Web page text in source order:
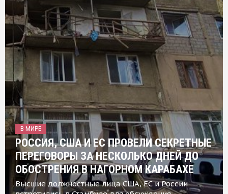
В МИРЕ
РОССИЯ, США И ЕС ПРОВЕЛИ СЕКРЕТНЫЕ
ПЕРЕГОВОРЫ ЗА НЕСКОЛЬКО ДНЕЙ ДО
ОБОСТРЕНИЯ В НАГОРНОМ КАРАБАХЕ
Высшие должностные лица США, ЕС и России